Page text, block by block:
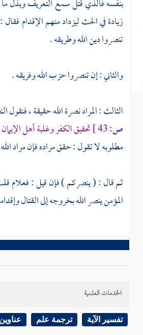
بنفسه فالذي قتل سمع التعريف وبذل ما
زيادة في الحث ليزداد منهم الإقدام
تنصروا دين الله وطريقه .
والثاني : إن تنصروا حزب الله وفريقه .
الثالث : المراد نصرة الله حقيقة ،
ص:
تحقيق الكفر وغلبة أهل الإيمان
مطلوبه لا تقول : حقق مراده فإن مراد
ثم قال : ( ينصركم ) فإن قيل : فعلام
المؤمن ينصر الله بخروجه إلى القتال
الخدمات العلمية
تفسير الآية ترجمة علم